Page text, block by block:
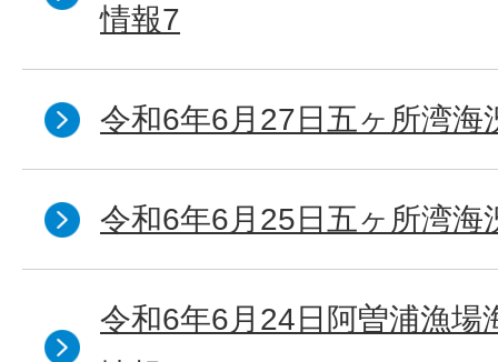
情報7
令和6年6月27日五ヶ所湾海
令和6年6月25日五ヶ所湾海
令和6年6月24日阿曽浦漁場